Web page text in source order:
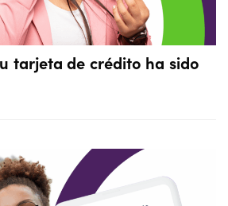
tarjeta de crédito ha sido